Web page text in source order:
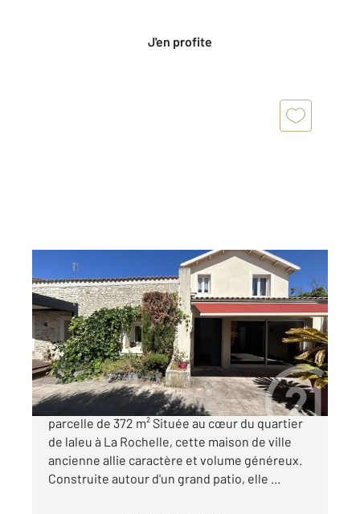
J'en profite
LA ROCHELLE 17
185,45 m2, 5 pièces
Ref : 18491
Maison à vendre
577 300 €
Maison de charme à La Rochelle 185 m² sur
parcelle de 372 m² Située au cœur du quartier
de laleu à La Rochelle, cette maison de ville
ancienne allie caractère et volume généreux.
Construite autour d'un grand patio, elle ...